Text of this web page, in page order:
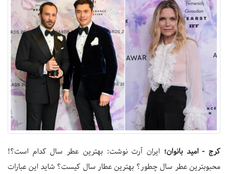
کرج - امید بانوان؛ ایران آرت نوشت: بهترین عطر سال کدام است؟!
محبوبترین عطر سال چطور؟ بهترین عطار سال کیست؟ شاید این عبارات